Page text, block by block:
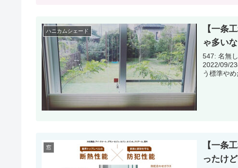
ハニカムシェード
【一条
ゃ多いな
547: 名無
2022/09/23(金)
窓
【一条
ったけ